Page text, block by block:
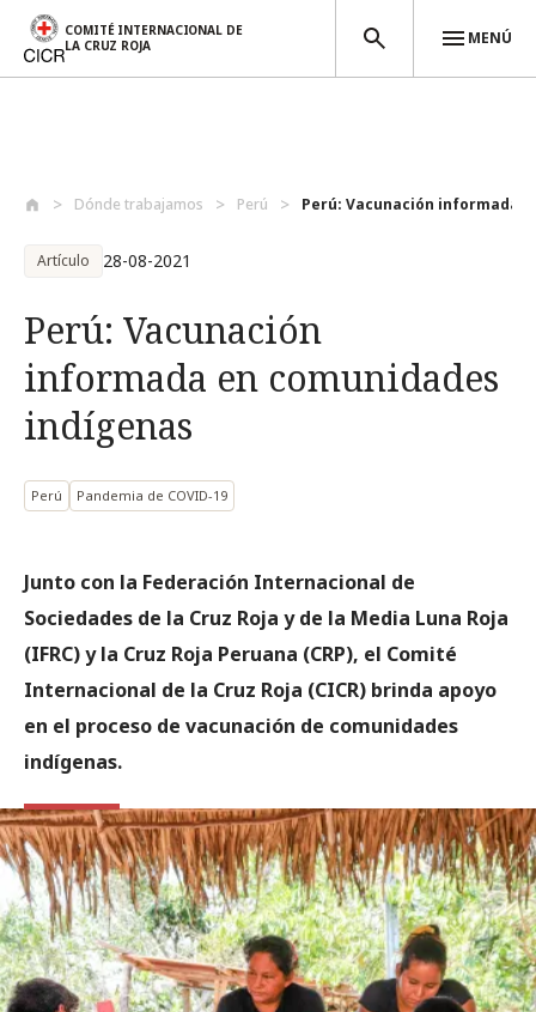
COMITÉ INTERNACIONAL DE
LA CRUZ ROJA
MENÚ
Dónde trabajamos Perú Perú: Vacunación informada
Artículo 28-08-2021
Perú: Vacunación
informada en comunidades
indígenas
Perú Pandemia de COVID-19
Junto con la Federación Internacional de
Sociedades de la Cruz Roja y de la Media Luna Roja
(IFRC) y la Cruz Roja Peruana (CRP), el Comité
Internacional de la Cruz Roja (CICR) brinda apoyo
en el proceso de vacunación de comunidades
indígenas.